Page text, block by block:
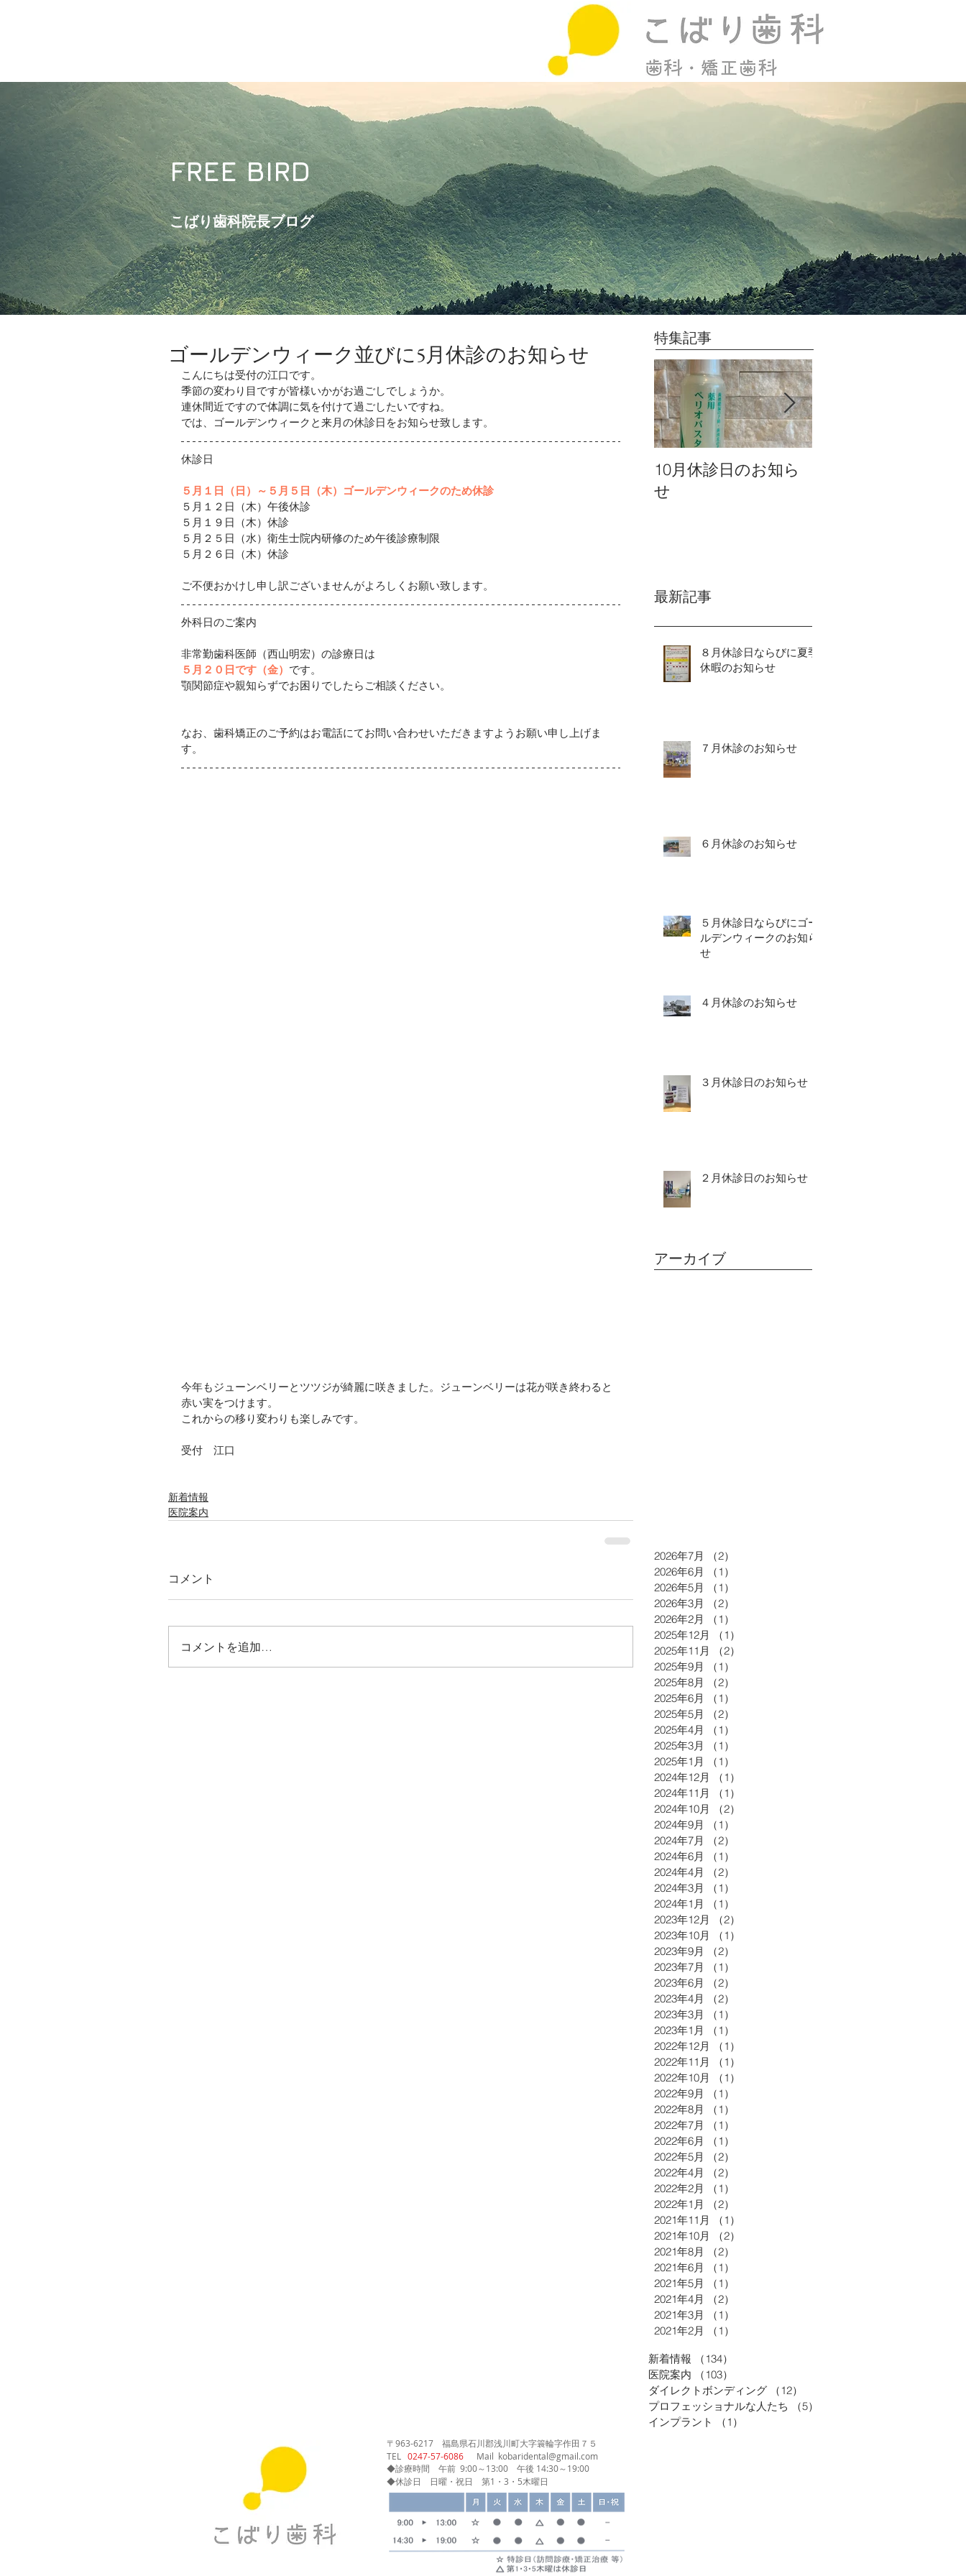
FREE BIRD
こばり歯科院長ブログ​
ゴールデンウィーク並びに5月休診のお知らせ
こんにちは受付の江口です。
季節の変わり目ですが皆様いかがお過ごしでしょうか。
連休間近ですので体調に気を付けて過ごしたいですね。
では、ゴールデンウィークと来月の休診日をお知らせ致します。
休診日
５月１日（日）～５月５日（木）ゴールデンウィークのため休診
５月１２日（木）午後休診
５月１９日（木）休診
５月２５日（水）衛生士院内研修のため午後診療制限
５月２６日（木）休診
ご不便おかけし申し訳ございませんがよろしくお願い致します。
外科日のご案内
非常勤歯科医師（西山明宏）の診療日は
５月２０日です（金） です。
顎関節症や親知らずでお困りでしたらご相談ください。
なお、歯科矯正のご予約はお電話にてお問い合わせいただきますようお願い申し上げま
す。
今年もジューンベリーとツツジが綺麗に咲きました。ジューンベリーは花が咲き終わると
赤い実をつけます。
これからの移り変わりも楽しみです。
受付　江口
新着情報
医院案内
コメント
コメントを追加…
特集記事
10月休診日のお知ら
せ
最新記事
８月休診日ならびに夏季
休暇のお知らせ
７月休診のお知らせ
６月休診のお知らせ
５月休診日ならびにゴー
ルデンウィークのお知ら
せ
４月休診のお知らせ
３月休診日のお知らせ
２月休診日のお知らせ
アーカイブ
2026年7月 （2）
2026年6月
（1）
2026年5月
（1）
2026年3月
（2）
2026年2月
（1）
2025年12月
（1）
2025年11月
（2）
2025年9月
（1）
2025年8月
（2）
2025年6月
（1）
2025年5月
（2）
2025年4月
（1）
2025年3月
（1）
2025年1月
（1）
2024年12月
（1）
2024年11月
（1）
2024年10月
（2）
2024年9月
（1）
2024年7月
（2）
2024年6月
（1）
2024年4月
（2）
2024年3月
（1）
2024年1月
（1）
2023年12月
（2）
2023年10月
（1）
2023年9月
（2）
2023年7月
（1）
2023年6月
（2）
2023年4月
（2）
2023年3月
（1）
2023年1月
（1）
2022年12月
（1）
2022年11月
（1）
2022年10月
（1）
2022年9月
（1）
2022年8月
（1）
2022年7月
（1）
2022年6月
（1）
2022年5月
（2）
2022年4月
（2）
2022年2月
（1）
2022年1月
（2）
2021年11月
（1）
2021年10月
（2）
2021年8月
（2）
2021年6月
（1）
2021年5月
（1）
2021年4月
（2）
2021年3月
（1）
2021年2月
（1）
新着情報 （134）
医院案内
（103）
ダイレクトボンディング
（12）
プロフェッショナルな人たち
（5）
インプラント
（1）
〒963-6217 福島県石川郡浅川町大字簑輪字作田７５
​TEL 0247‐57‐6086 Mail kobaridental@gmail.com
◆診療時間 午前 9:00～13:00 午後 14:30～19:00
◆休診日 日曜・祝日 第1・3・5木曜日